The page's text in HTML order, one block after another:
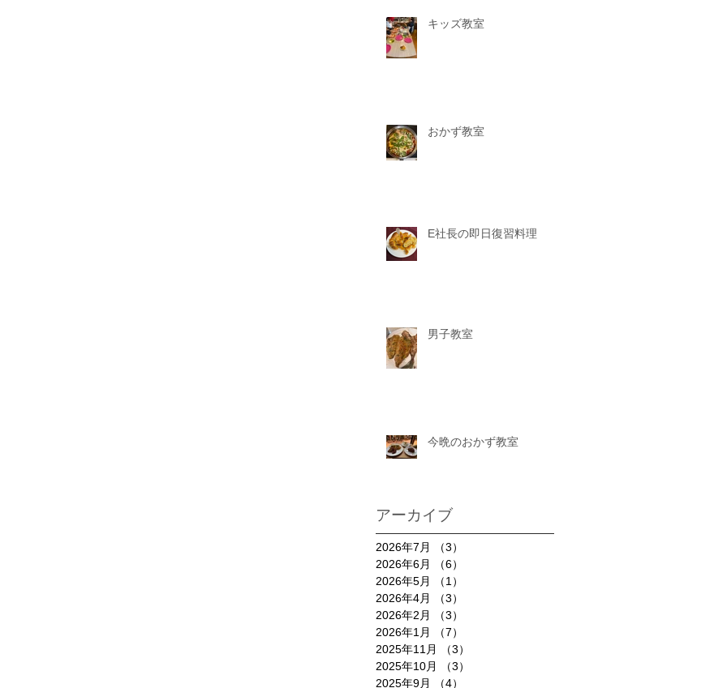
キッズ教室
おかず教室
E社長の即日復習料理
男子教室
今晩のおかず教室
アーカイブ
2026年7月 （3）
2026年6月
（6）
2026年5月
（1）
2026年4月
（3）
2026年2月
（3）
2026年1月
（7）
2025年11月
（3）
2025年10月
（3）
2025年9月
（4）